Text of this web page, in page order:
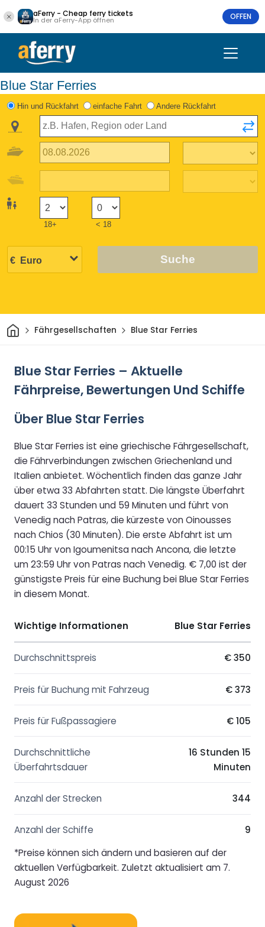
aFerry - Cheap ferry tickets
In der aFerry-App öffnen OFFEN
Blue Star Ferries
Hin und Rückfahrt einfache Fahrt Andere Rückfahrt
18+ < 18
Suche
HeimFährgesellschaften Blue Star Ferries
Blue Star Ferries – Aktuelle
Fährpreise, Bewertungen Und Schiffe
Über Blue Star Ferries
Blue Star Ferries ist eine griechische Fährgesellschaft,
die Fährverbindungen zwischen Griechenland und
Italien anbietet. Wöchentlich finden das ganze Jahr
über etwa 33 Abfahrten statt. Die längste Überfahrt
dauert 33 Stunden und 59 Minuten und führt von
Venedig nach Patras, die kürzeste von Oinousses
nach Chios (30 Minuten). Die erste Abfahrt ist um
00:15 Uhr von Igoumenitsa nach Ancona, die letzte
um 23:59 Uhr von Patras nach Venedig. € 7,00 ist der
günstigste Preis für eine Buchung bei Blue Star Ferries
in diesem Monat.
Wichtige Informationen Blue Star Ferries
Durchschnittspreis € 350
Preis für Buchung mit Fahrzeug € 373
Preis für Fußpassagiere € 105
Durchschnittliche
Überfahrtsdauer
16 Stunden 15
Minuten
Anzahl der Strecken 344
Anzahl der Schiffe
9
*Preise können sich ändern und basieren auf der
aktuellen Verfügbarkeit. Zuletzt aktualisiert am 7.
August 2026